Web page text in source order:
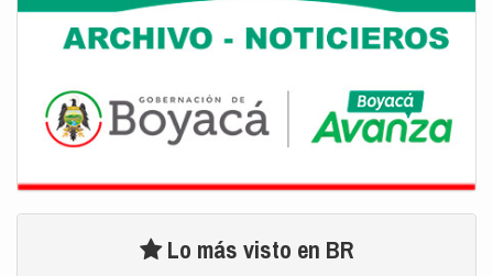
Lo más visto en BR